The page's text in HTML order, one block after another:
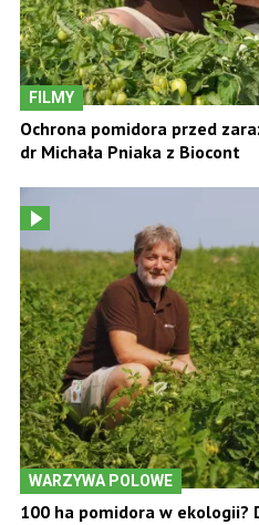
FILMY
Ochrona pomidora przed
dr Michała Pniaka z Biocont
WARZYWA POLOWE
100 ha pomidora w ekologii?